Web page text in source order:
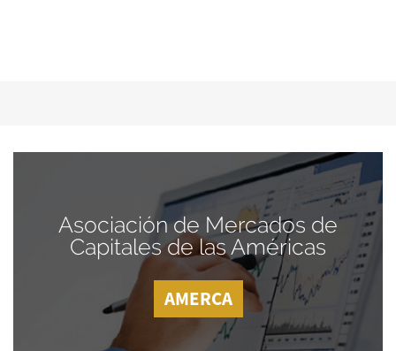
Asociación de Mercados de
Capitales de las Américas
AMERCA